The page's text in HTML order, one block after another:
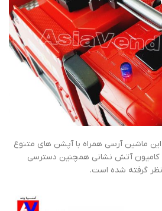
ای این ماشین آرسی همراه با آپشن های متنوع
کامیون آتش نشانی همچنین دسترسی
گرفته شده است.